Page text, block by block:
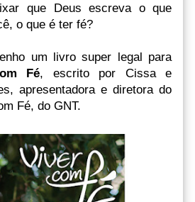
que Deus escreva o que
o que é ter fé?
um livro super legal para
Fé, escrito por Cissa e
apresentadora e diretora do
Fé, do GNT.